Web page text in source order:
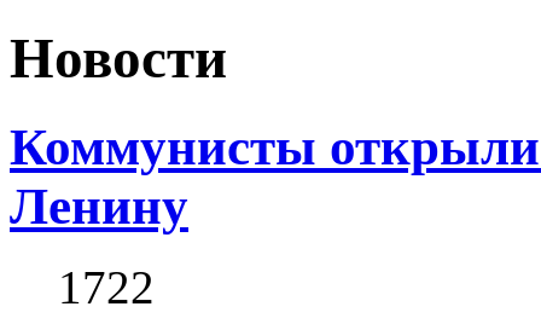
Новости
Коммунисты
Ленину
1722